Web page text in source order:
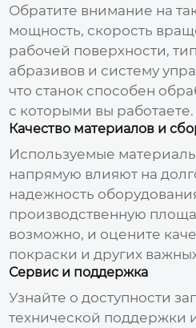
Обратите внимание на
мощность, скорость
рабочей поверхности,
абразивов и систему
что станок способен
с которыми вы работаете.
Качество материалов и
Используемые
напрямую влияют на
надежность
производственную
возможно, и оцените
покраски и других
Сервис и поддержка
Узнайте о доступности
технической поддержки